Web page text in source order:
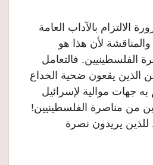
الالتزام بالآداب العامة
لأن هذا هو
الفلسطينيين. فالتعامل
الذين يقعون ضحية الخداع
به جهات موالية لإسرائيل
من مناصرة الفلسطينيين!
للذين يريدون نصرة